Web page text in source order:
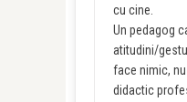
cu cine.
Un pedagog
atitudini/
face nimic,
didactic